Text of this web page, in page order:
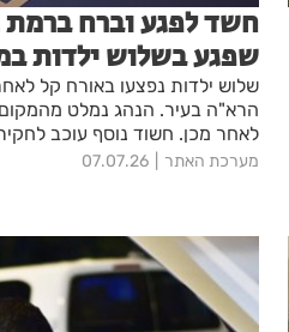
חשד לפגע וברח ברמת
שפגע בשלוש ילדות
שלוש ילדות נפצעו באורח קל
הרא"ה בעיר. הנהג נמלט
לאחר מכן. חשוד נוסף עוכב
מערכת האתר 07.07.26